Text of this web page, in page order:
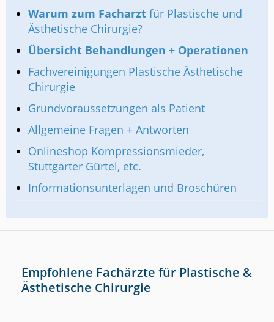
Warum zum Facharzt für Plastische und
Ästhetische Chirurgie?
Übersicht Behandlungen + Operationen
Fachvereinigungen Plastische Ästhetische
Chirurgie
Grundvoraussetzungen als Patient
Allgemeine Fragen + Antworten
Onlineshop Kompressionsmieder,
Stuttgarter Gürtel, etc.
Informationsunterlagen und Broschüren
Empfohlene Fachärzte für Plastische &
Ästhetische Chirurgie